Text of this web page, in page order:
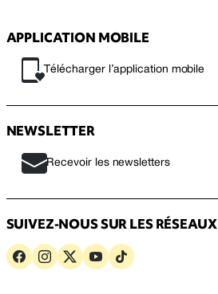
APPLICATION MOBILE
Télécharger l’application mobile
NEWSLETTER
Recevoir les newsletters
SUIVEZ-NOUS SUR LES RÉSEAUX